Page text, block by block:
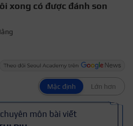
xong có được đánh son
Mặc định Lớn hơn
môn bài viết